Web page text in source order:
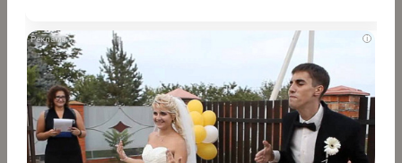
i